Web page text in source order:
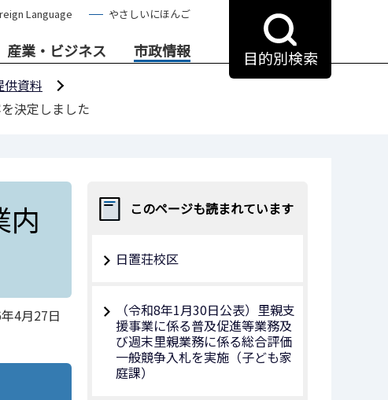
Language やさしいにほんご
産業・ビジネス 市政情報 目的別検索
供資料
決定しました
内
4月27日
このページも読まれています
日置荘校区
（令和8年1月30⽇公表）里親支
援事業に係る普及促進等業務及
び週末里親業務に係る総合評価
⼀般競争⼊札を実施（⼦ども家
庭課）